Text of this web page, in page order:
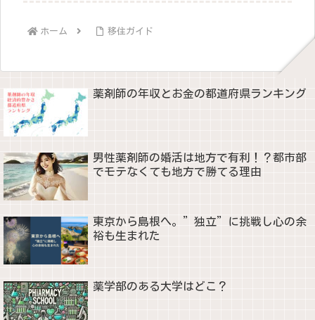
ホーム 移住ガイド
薬剤師の年収とお金の都道府県ランキング
男性薬剤師の婚活は地方で有利！？都市部
でモテなくても地方で勝てる理由
東京から島根へ。”独立”に挑戦し心の余
裕も生まれた
薬学部のある大学はどこ？